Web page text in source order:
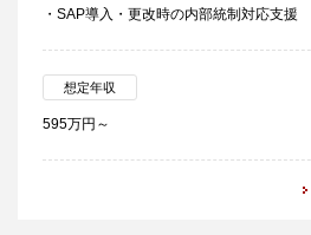
・SAP導入・更改時の内部統制対応支援
想定年収
595万円～